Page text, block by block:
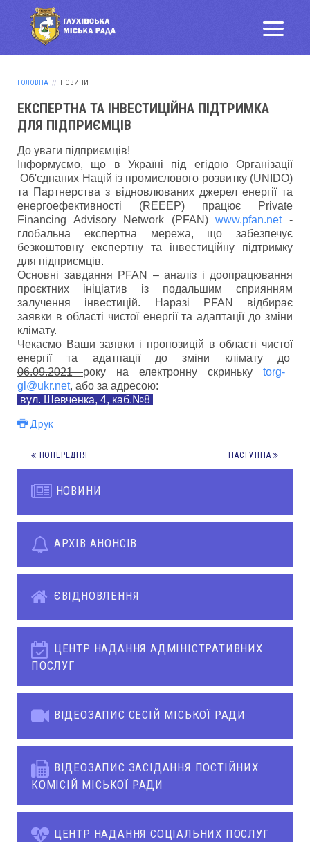
ГОЛОВНА НОВИНИ
ЕКСПЕРТНА ТА ІНВЕСТИЦІЙНА ПІДТРИМКА
ДЛЯ ПІДПРИЄМЦІВ
До уваги підприємців!
Інформуємо, що в Україні під егідою Організації
Об'єднаних Націй із промислового розвитку (UNIDO)
та Партнерства з відновлюваних джерел енергії та
енергоефективності (REEEP) працює Private
Financing Advisory Network (PFAN)www.pfan.net-
глобальна експертна мережа, що забезпечує
безкоштовну експертну та інвестиційну підтримку
для підприємців.
Основні завдання PFAN – аналіз і доопрацювання
проєктних ініціатив із подальшим сприянням
залучення інвестицій. Наразі PFAN відбирає
заявки в області чистої енергії та адаптації до зміни
клімату.
Чекаємо Ваши заявки і пропозицій в області чистої
енергії та адатпації до зміни клімату до
06.09.2021року на електронну скриньку torg-
gl@ukr.net, або за адресою:
вул. Шевченка, 4, каб.№8
Друк
ПОПЕРЕДНЯ НАСТУПНА
НОВИНИ
АРХІВ АНОНСІВ
ЄВІДНОВЛЕННЯ
ЦЕНТР НАДАННЯ АДМІНІСТРАТИВНИХ
ПОСЛУГ
ВІДЕОЗАПИС СЕСІЙ МІСЬКОЇ РАДИ
ВІДЕОЗАПИС ЗАСІДАННЯ ПОСТІЙНИХ
КОМІСІЙ МІСЬКОЇ РАДИ
ЦЕНТР НАДАННЯ СОЦІАЛЬНИХ ПОСЛУГ